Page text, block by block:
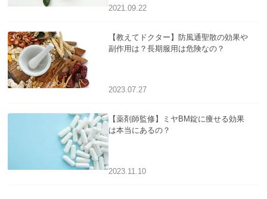
2021.09.22
【教えてドクター】防風通聖散の効果や
副作用は？長期服用は危険なの？
2023.07.27
【薬剤師監修】ミヤBM錠に痩せる効果
は本当にあるの？
2023.11.10